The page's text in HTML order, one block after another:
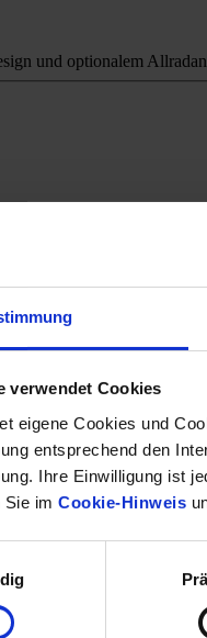
verwendet Cookies
eigene Cookies und
entsprechend den
Ihre Einwilligung ist
Sie im Cookie-Hinweis
und optionalem
ohne Reichweitenangst.